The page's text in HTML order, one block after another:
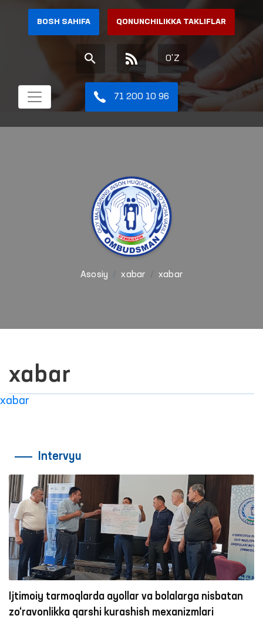
BOSH SAHIFA QONUNCHILIKKA TAKLIFLAR
O'Z
71 200 10 96
Asosiy xabar xabar
xabar
xabar
Intervyu
Ijtimoiy tarmoqlarda ayollar va bolalarga nisbatan
zo‘ravonlikka qarshi kurashish mexanizmlari